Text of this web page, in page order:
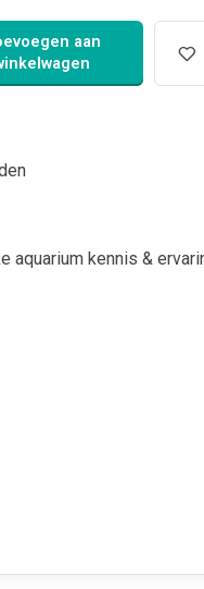
aan
aquarium kennis &